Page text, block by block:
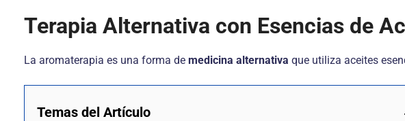
Terapia Alternativa con Esencias de
La aromaterapia es una forma de medicina alternativa que utiliza aceites
Temas del Artículo